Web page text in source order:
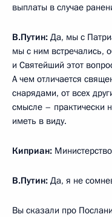
выплаты в случае
В.Путин: Да, мы с
мы с ним встречались,
и Святейший этот
А чем отличается
снарядами, от всех
смысле – практически
иметь в виду.
Киприан:
В.Путин: Да, я не
Вы сказали про